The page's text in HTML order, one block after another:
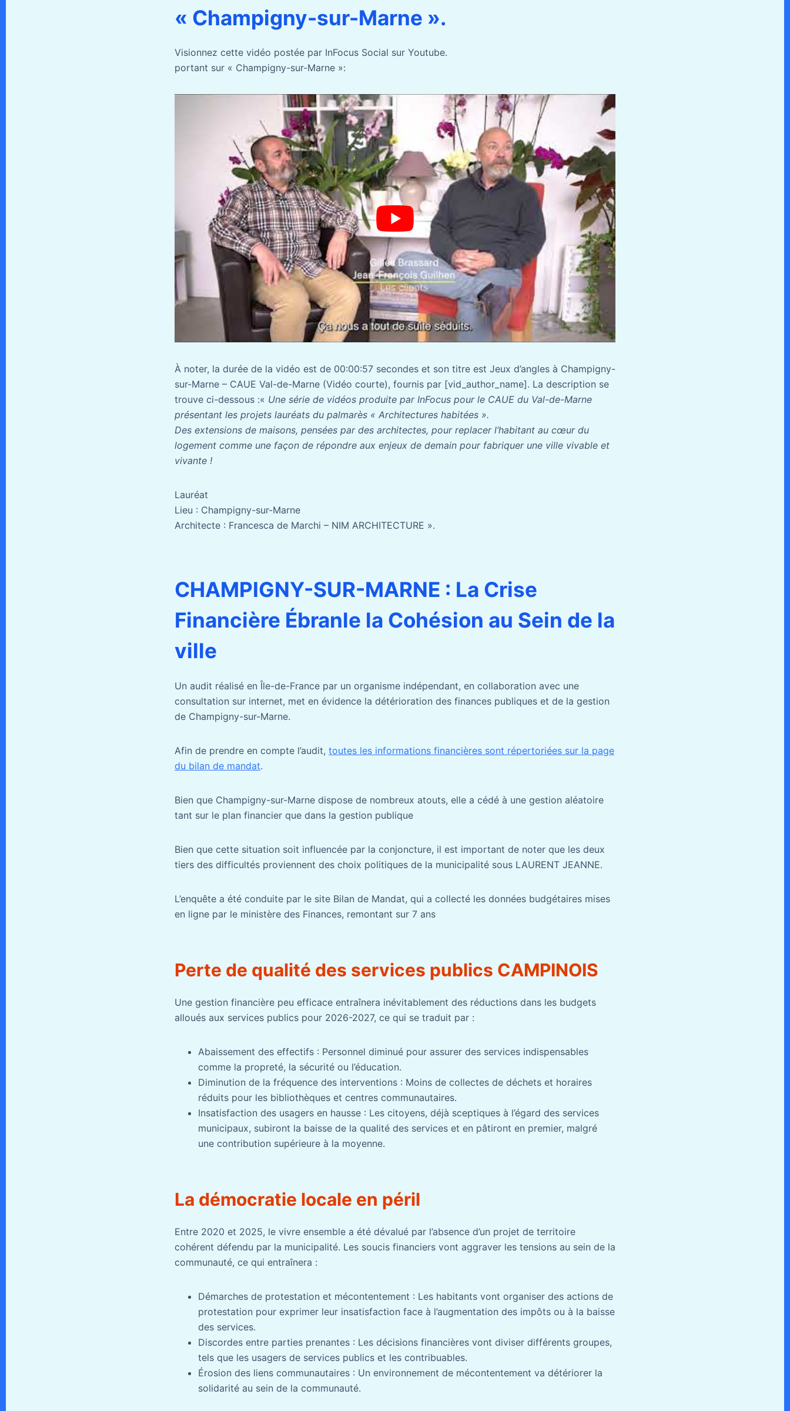
« Champigny-sur-Marne ».
Visionnez cette vidéo postée par InFocus Social sur Youtube.
portant sur « Champigny-sur-Marne »:
À noter, la durée de la vidéo est de 00:00:57 secondes et son titre est Jeux d’angles à Champigny-
sur-Marne – CAUE Val-de-Marne (Vidéo courte), fournis par [vid_author_name]. La description se
trouve ci-dessous :« Une série de vidéos produite par InFocus pour le CAUE du Val-de-Marne
présentant les projets lauréats du palmarès « Architectures habitées ».
Des extensions de maisons, pensées par des architectes, pour replacer l’habitant au cœur du
logement comme une façon de répondre aux enjeux de demain pour fabriquer une ville vivable et
vivante !
Lauréat
Lieu : Champigny-sur-Marne
Architecte : Francesca de Marchi – NIM ARCHITECTURE ».
CHAMPIGNY-SUR-MARNE : La Crise
Financière Ébranle la Cohésion au Sein de la
ville
Un audit réalisé en Île-de-France par un organisme indépendant, en collaboration avec une
consultation sur internet, met en évidence la détérioration des finances publiques et de la gestion
de Champigny-sur-Marne.
Afin de prendre en compte l’audit, toutes les informations financières sont répertoriées sur la page
du bilan de mandat.
Bien que Champigny-sur-Marne dispose de nombreux atouts, elle a cédé à une gestion aléatoire
tant sur le plan financier que dans la gestion publique
Bien que cette situation soit influencée par la conjoncture, il est important de noter que les deux
tiers des difficultés proviennent des choix politiques de la municipalité sous LAURENT JEANNE.
L’enquête a été conduite par le site Bilan de Mandat, qui a collecté les données budgétaires mises
en ligne par le ministère des Finances, remontant sur 7 ans
Perte de qualité des services publics CAMPINOIS
Une gestion financière peu efficace entraînera inévitablement des réductions dans les budgets
alloués aux services publics pour 2026-2027, ce qui se traduit par :
Abaissement des effectifs : Personnel diminué pour assurer des services indispensables
comme la propreté, la sécurité ou l’éducation.
Diminution de la fréquence des interventions : Moins de collectes de déchets et horaires
réduits pour les bibliothèques et centres communautaires.
Insatisfaction des usagers en hausse : Les citoyens, déjà sceptiques à l’égard des services
municipaux, subiront la baisse de la qualité des services et en pâtiront en premier, malgré
une contribution supérieure à la moyenne.
La démocratie locale en péril
Entre 2020 et 2025, le vivre ensemble a été dévalué par l’absence d’un projet de territoire
cohérent défendu par la municipalité. Les soucis financiers vont aggraver les tensions au sein de la
communauté, ce qui entraînera :
Démarches de protestation et mécontentement : Les habitants vont organiser des actions de
protestation pour exprimer leur insatisfaction face à l’augmentation des impôts ou à la baisse
des services.
Discordes entre parties prenantes : Les décisions financières vont diviser différents groupes,
tels que les usagers de services publics et les contribuables.
Érosion des liens communautaires : Un environnement de mécontentement va détériorer la
solidarité au sein de la communauté.